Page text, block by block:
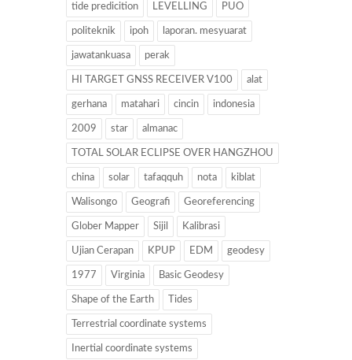
tide predicition LEVELLING PUO
politeknik ipoh laporan. mesyuarat
jawatankuasa perak
HI TARGET GNSS RECEIVER V100 alat
gerhana matahari cincin indonesia
2009 star almanac
TOTAL SOLAR ECLIPSE OVER HANGZHOU
china solar tafaqquh nota kiblat
Walisongo Geografi Georeferencing
Glober Mapper Sijil Kalibrasi
Ujian Cerapan KPUP EDM geodesy
1977 Virginia Basic Geodesy
Shape of the Earth Tides
Terrestrial coordinate systems
Inertial coordinate systems